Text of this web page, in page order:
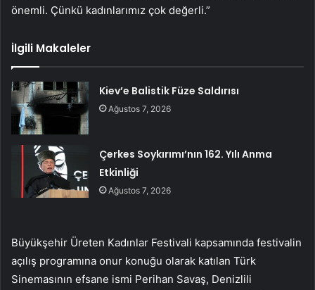
önemli. Çünkü kadınlarımız çok değerli.”
İlgili Makaleler
Kiev’e Balistik Füze Saldırısı
Ağustos 7, 2026
Çerkes Soykırımı’nın 162. Yılı Anma
Etkinliği
Ağustos 7, 2026
Büyükşehir Üreten Kadınlar Festivali kapsamında festivalin
açılış programına onur konuğu olarak katılan Türk
Sinemasının efsane ismi Perihan Savaş, Denizlili